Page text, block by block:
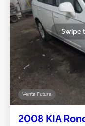
Venta Futura
Swipe
2008 KIA